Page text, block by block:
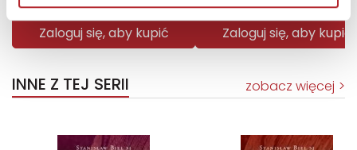
Zaloguj się, aby kupić Zaloguj się, aby kupić
INNE Z TEJ SERII zobacz więcej